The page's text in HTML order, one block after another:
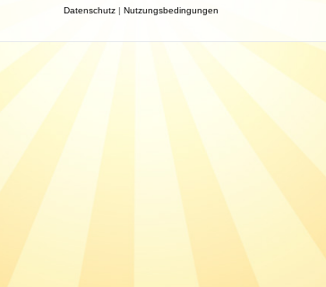
Datenschutz| Nutzungsbedingungen